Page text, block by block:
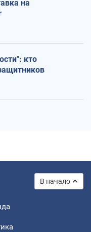
на
кто
В начало